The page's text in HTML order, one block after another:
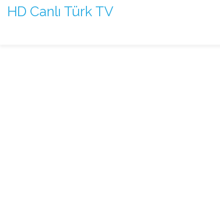
HD Canlı Türk TV